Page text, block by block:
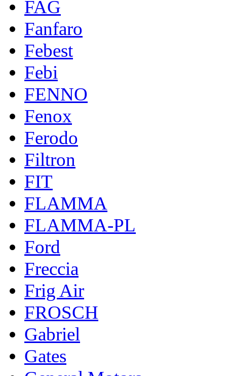
FAG
Fanfaro
Febest
Febi
FENNO
Fenox
Ferodo
Filtron
FIT
FLAMMA
FLAMMA-PL
Ford
Freccia
Frig Air
FROSCH
Gabriel
Gates